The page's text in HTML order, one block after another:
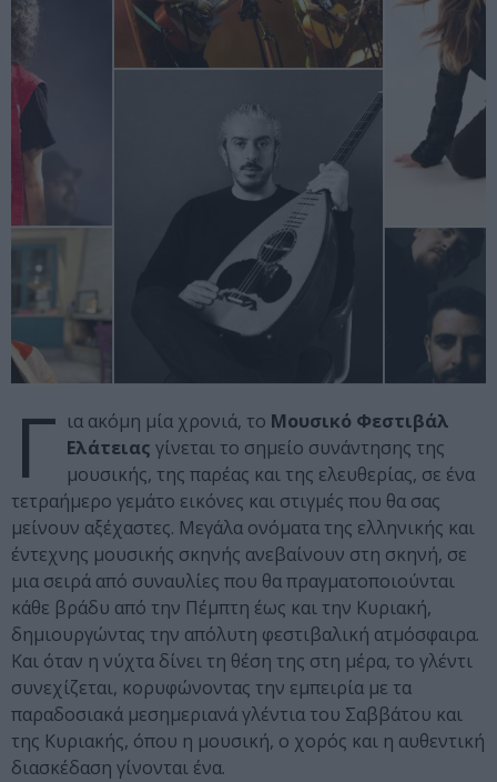
Γ ια ακόμη μία χρονιά, το Μουσικό Φεστιβάλ
Ελάτειας γίνεται το σημείο συνάντησης της
μουσικής, της παρέας και της ελευθερίας, σε ένα
τετραήμερο γεμάτο εικόνες και στιγμές που θα σας
μείνουν αξέχαστες. Μεγάλα ονόματα της ελληνικής και
έντεχνης μουσικής σκηνής ανεβαίνουν στη σκηνή, σε
μια σειρά από συναυλίες που θα πραγματοποιούνται
κάθε βράδυ από την Πέμπτη έως και την Κυριακή,
δημιουργώντας την απόλυτη φεστιβαλική ατμόσφαιρα.
Και όταν η νύχτα δίνει τη θέση της στη μέρα, το γλέντι
συνεχίζεται, κορυφώνοντας την εμπειρία με τα
παραδοσιακά μεσημεριανά γλέντια του Σαββάτου και
της Κυριακής, όπου η μουσική, ο χορός και η αυθεντική
διασκέδαση γίνονται ένα.